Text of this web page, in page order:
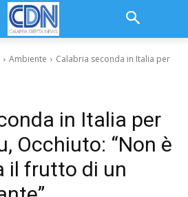
Ambiente
Calabria seconda in Italia per
in Italia per
Occhiuto: “Non è
il frutto di un